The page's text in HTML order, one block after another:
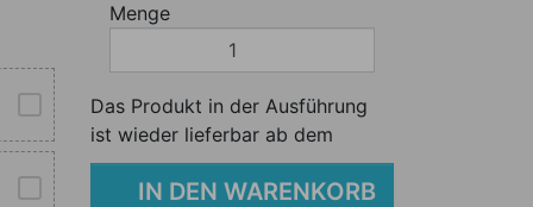
Menge
Das Produkt in der Ausführung
ist wieder lieferbar ab dem
IN DEN WARENKORB